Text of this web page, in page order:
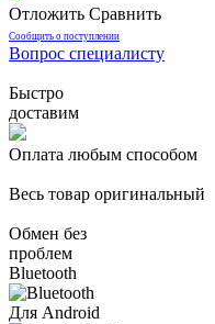
Отложить Сравнить
Сообщить о поступлении
Вопрос специалисту
Быстро
доставим
Оплата любым способом
Весь товар оригинальный
Обмен без
проблем
Bluetooth
Для Android